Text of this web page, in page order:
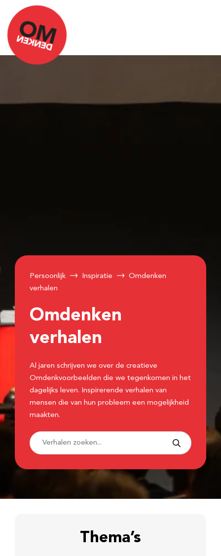
Persoonlijk Inspiratie
Omdenken
verhalen
Omdenken
verhalen
Al jaren schrijven we over de creatieve
Omdenkvoorbeelden die we tegenkomen in het
dagelijks leven. Inspirerende verhalen van
mensen die van hun probleem een mogelijkheid
maakten.
Thema’s